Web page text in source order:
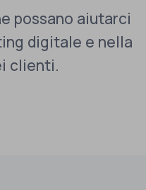
possano aiutarci
digitale e nella
clienti.